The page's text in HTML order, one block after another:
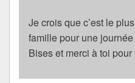
Je crois que c’est le
famille pour une
Bises et merci à toi